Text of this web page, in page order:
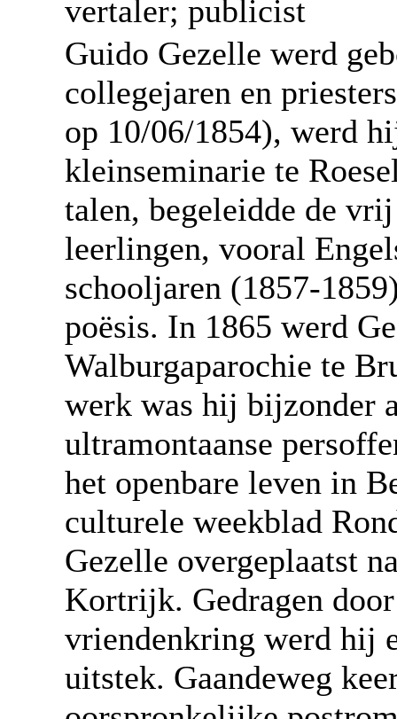
vertaler; publicist
Guido Gezelle werd
collegejaren en
op 10/06/1854), werd
kleinseminarie te
talen, begeleidde de
leerlingen, vooral
schooljaren (1857-
poësis. In 1865 werd
Walburgaparochie te
werk was hij bijzonder
ultramontaanse
het openbare leven in
culturele weekblad
Gezelle overgeplaatst
Kortrijk. Gedragen
vriendenkring werd hij
uitstek. Gaandeweg